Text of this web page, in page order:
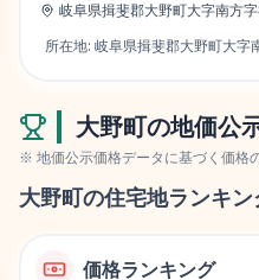
岐阜県揖斐郡大野町大字南方
所在地: 岐阜県揖斐郡大野町大字
大野町の地価公
※ 地価公示価格データに基づく価格
大野町の住宅地ランキン
価格ランキング